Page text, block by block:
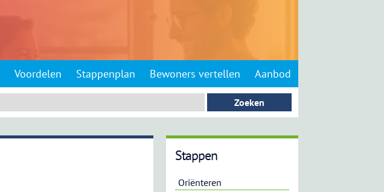
Voordelen Stappenplan Bewoners vertellen Aanbod
Stappen
Oriënteren